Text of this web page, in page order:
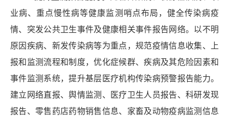
业病、重点慢性病等健康监测哨点布局，健全传染病疫
情、突发公共卫生事件及健康相关事件报告网络。以不明
原因疾病、新发传染病等为重点，规范疫情信息收集、上
报和监测流程和制度，优化症候群、疾病及其危险因素和
事件监测系统，提升基层医疗机构传染病预警报告能力。
建立网络直报、舆情监测、医疗卫生人员报告、科研发现
报告、零售药店药物销售信息、家畜及动物疫病监测信息